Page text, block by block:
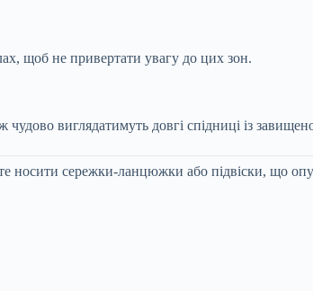
щоб не привертати увагу до цих зон.
виглядатимуть довгі спідниці із
носити сережки-ланцюжки або підвіски, що